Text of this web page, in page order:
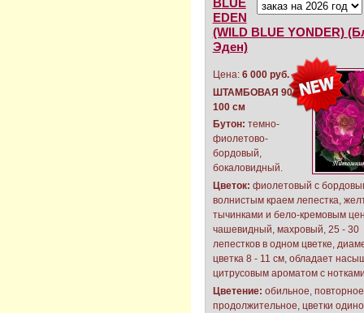
BLUE
EDEN
(WILD BLUE YONDER)
Эден)
Цена: 6 000 руб.
ШТАМБОВАЯ 90 -
100 см
Бутон: темно-
фиолетово-
бордовый,
бокаловидный.
Цветок: фиолетовый с
волнистым краем лепестка,
тычинками и бело-кремовым
чашевидный, махровый, 25 - 30
лепестков в одном цветке,
цветка 8 - 11 см, обладает
цитрусовым ароматом с
Цветение: обильное,
продолжительное, цветки